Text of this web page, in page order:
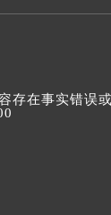
存在事实错误